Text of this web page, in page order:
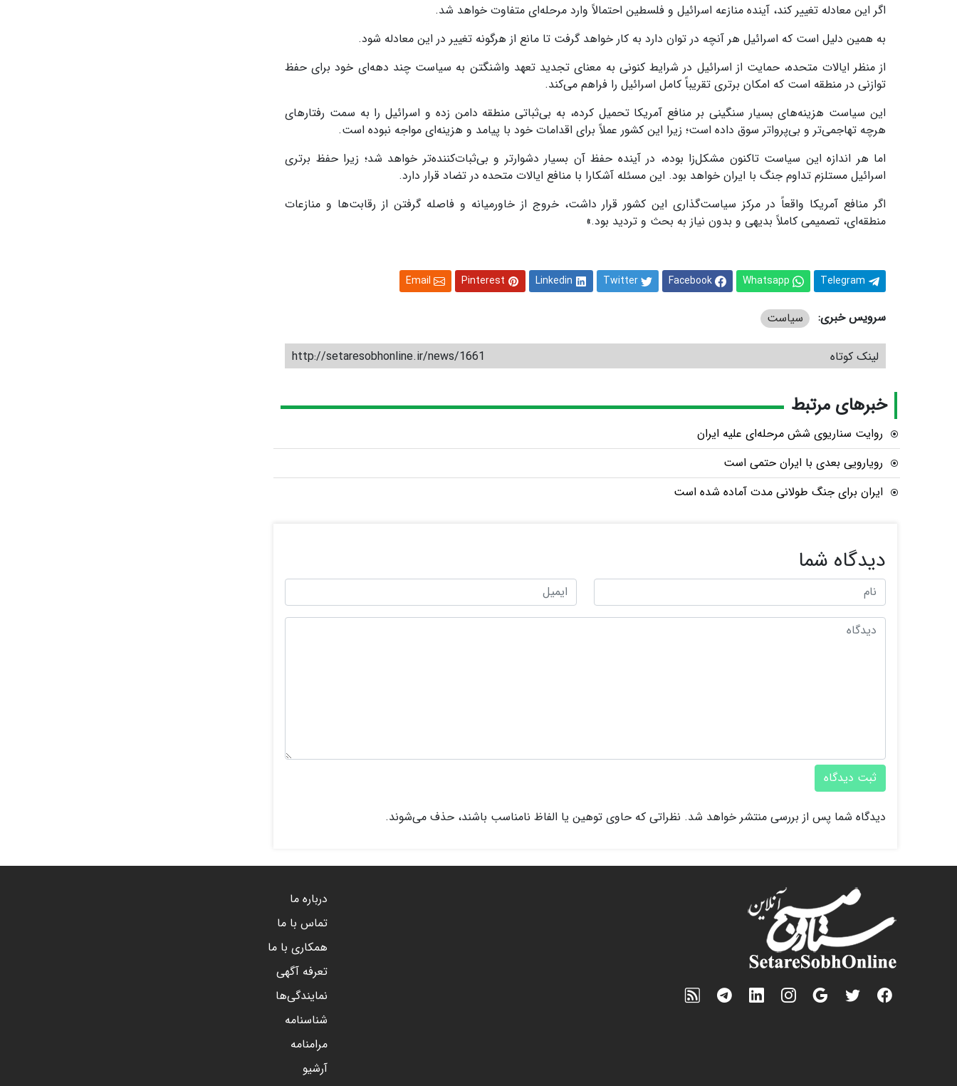
اگر این معادله تغییر کند، آینده منازعه اسرائیل و فلسطین احتمالاً وارد مرحله‌ای متفاوت خواهد شد.
به همین دلیل است که اسرائیل هر آنچه در توان دارد به کار خواهد گرفت تا مانع از هرگونه تغییر در این معادله شود.
از منظر ایالات متحده، حمایت از اسرائیل در شرایط کنونی به معنای تجدید تعهد واشنگتن به سیاست چند دهه‌ای خود برای حفظ
توازنی در منطقه است که امکان برتری تقریباً کامل اسرائیل را فراهم می‌کند.
این سیاست هزینه‌های بسیار سنگینی بر منافع آمریکا تحمیل کرده، به بی‌ثباتی منطقه دامن زده و اسرائیل را به سمت رفتارهای
هرچه تهاجمی‌تر و بی‌پرواتر سوق داده است؛ زیرا این کشور عملاً برای اقدامات خود با پیامد و هزینه‌ای مواجه نبوده است.
اما هر اندازه این سیاست تاکنون مشکل‌زا بوده، در آینده حفظ آن بسیار دشوارتر و بی‌ثبات‌کننده‌تر خواهد شد؛ زیرا حفظ برتری
اسرائیل مستلزم تداوم جنگ با ایران خواهد بود. این مسئله آشکارا با منافع ایالات متحده در تضاد قرار دارد.
اگر منافع آمریکا واقعاً در مرکز سیاست‌گذاری این کشور قرار داشت، خروج از خاورمیانه و فاصله گرفتن از رقابت‌ها و منازعات
منطقه‌ای، تصمیمی کاملاً بدیهی و بدون نیاز به بحث و تردید بود.»
Telegram
Whatsapp
Facebook
Twitter
Linkedin
Pinterest
Email
سرویس خبری: سیاست
لینک کوتاه http://setaresobhonline.ir/news/1661
خبرهای مرتبط
روایت سناریوی شش‌ مرحله‌ای علیه ایران
رویارویی بعدی با ایران حتمی است
ایران برای جنگ طولانی مدت آماده شده است
دیدگاه شما
ثبت دیدگاه
دیدگاه شما پس از بررسی منتشر خواهد شد. نظراتی که حاوی توهین یا الفاظ نامناسب باشند، حذف می‌شوند.
درباره ما
تماس با ما
همکاری با ما
تعرفه آگهی
نمایندگی‌ها
شناسنامه
مرامنامه
آرشیو